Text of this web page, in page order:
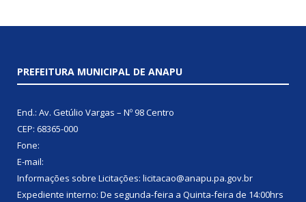
PREFEITURA MUNICIPAL DE ANAPU
End.: Av. Getúlio Vargas – Nº 98 Centro
CEP: 68365-000
Fone:
E-mail:
Informações sobre Licitações: licitacao@anapu.pa.gov.br
Expediente interno: De segunda-feira a Quinta-feira de 14:00hrs